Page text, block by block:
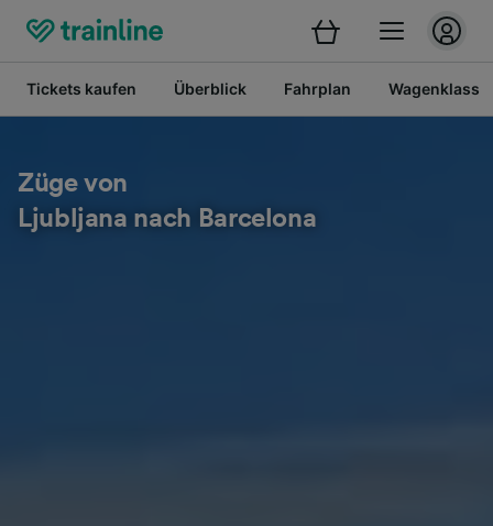
Tickets kaufen Überblick Fahrplan
Züge von
Ljubljana nach Barcelona